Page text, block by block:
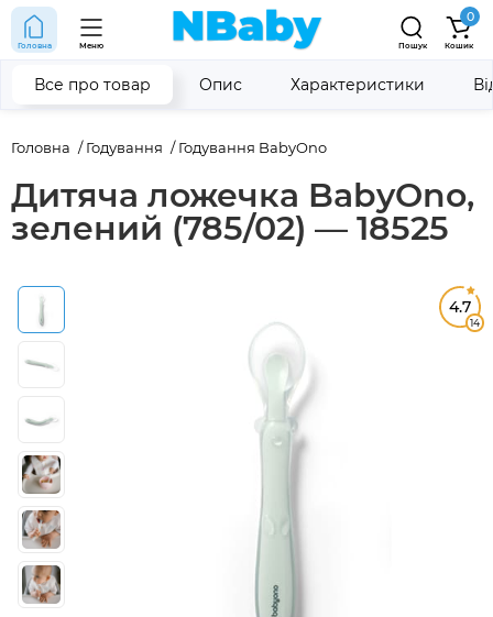
Головна Меню Пошук
0
Кошик
Головна Годування Годування BabyOno
Дитяча ложечка BabyOno,
зелений (785/02) — 18525
Все про товар Опис Характеристики
4.7
14